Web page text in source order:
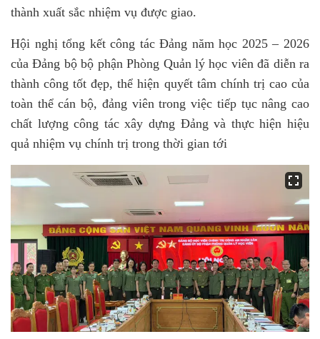
thành xuất sắc nhiệm vụ được giao.
Hội nghị tổng kết công tác Đảng năm học 2025 – 2026
của Đảng bộ bộ phận Phòng Quản lý học viên đã diễn ra
thành công tốt đẹp, thể hiện quyết tâm chính trị cao của
toàn thể cán bộ, đảng viên trong việc tiếp tục nâng cao
chất lượng công tác xây dựng Đảng và thực hiện hiệu
quả nhiệm vụ chính trị trong thời gian tới